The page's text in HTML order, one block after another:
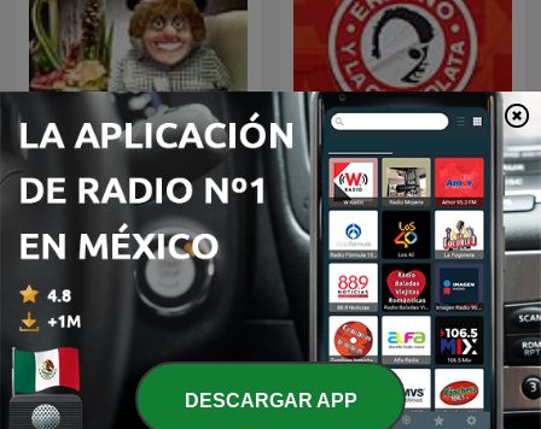
Panda Show (NO OFICIAL)
Erazno y La Chokolata El
Podcast
DESCARGAR APP